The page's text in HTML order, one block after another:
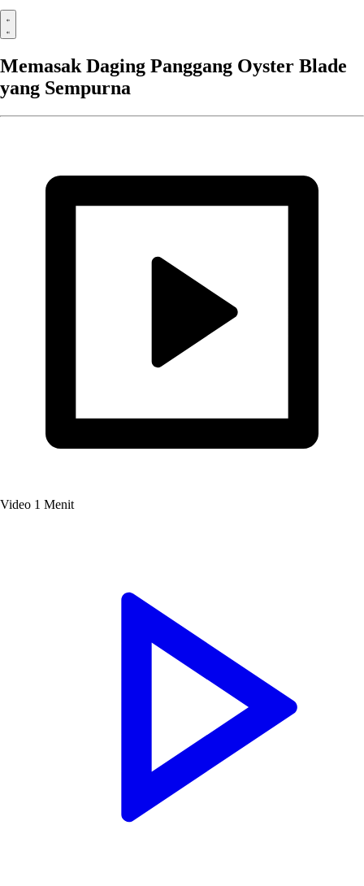
Memasak Daging Panggang Oyster Blade
yang Sempurna
Video 1 Menit